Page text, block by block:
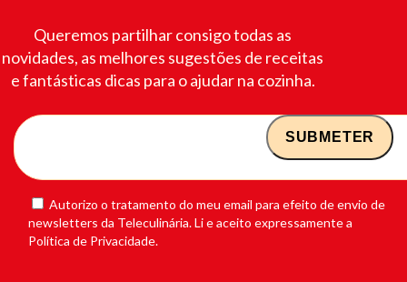
Queremos partilhar consigo todas as
novidades, as melhores sugestões de receitas
e fantásticas dicas para o ajudar na cozinha.
Autorizo o tratamento do meu email para efeito de envio de
newsletters da Teleculinária. Li e aceito expressamente a
Política de Privacidade.